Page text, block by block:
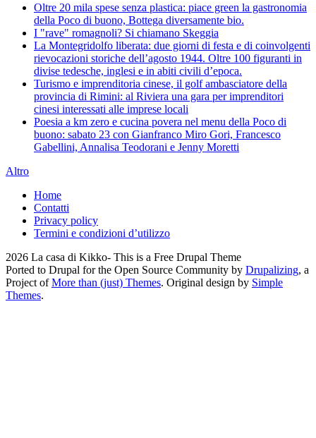
Oltre 20 mila spese senza plastica: piace green la gastronomia
della Poco di buono, Bottega diversamente bio.
I "rave" romagnoli? Si chiamano Skeggia
La Montegridolfo liberata: due giorni di festa e di coinvolgenti
rievocazioni storiche dell’agosto 1944. Oltre 100 figuranti in
divise tedesche, inglesi e in abiti civili d’epoca.
Turismo e imprenditoria cinese, il golf ambasciatore della
provincia di Rimini: al Riviera una gara per imprenditori
cinesi interessati alle imprese locali
Poesia a km zero e cucina povera nel menu della Poco di
buono: sabato 23 con Gianfranco Miro Gori, Francesco
Gabellini, Annalisa Teodorani e Jenny Moretti
Altro
Home
Contatti
Privacy policy
Termini e condizioni d’utilizzo
2026 La casa di Kikko- This is a Free Drupal Theme
Ported to Drupal for the Open Source Community by Drupalizing, a
Project ofMore than (just) Themes. Original design by Simple
Themes.